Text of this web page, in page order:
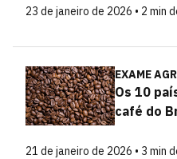
23 de janeiro de 2026 • 2 min
EXAME
Os 10
café do
21 de janeiro de 2026 • 3 min